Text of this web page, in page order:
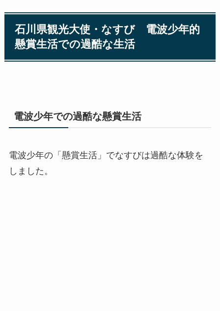
石川県観光大使・なすび 電波少年的
懸賞生活での過酷な生活
電波少年での過酷な懸賞生活
電波少年の「懸賞生活」でなすびは過酷な体験を
しました。